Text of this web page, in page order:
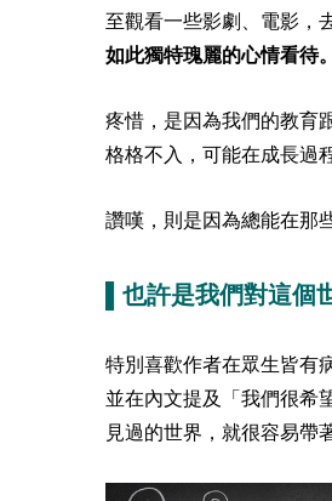
至觀看一些影劇、電影，
如此獨特瑰麗的心情看待。
疼惜，是因為我們的教育
格格不入，可能在成長過
讚嘆，則是因為總能在那
▌也許是我們對這個
特別喜歡作者在眾生皆有
並在內文提及「我們很希
見過的世界，就很容易帶